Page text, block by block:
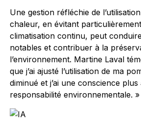
Une gestion réfléchie de
chaleur, en évitant
climatisation continu, peut
notables et contribuer à la
l’environnement. Martine Laval
que j’ai ajusté l’utilisation de ma
diminué et j’ai une conscience plus
responsabilité environnementale. »